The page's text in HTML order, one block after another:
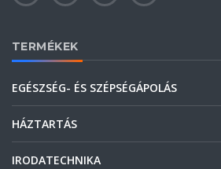
TERMÉKEK
EGÉSZSÉG- ÉS SZÉPSÉGÁPOLÁS
HÁZTARTÁS
IRODATECHNIKA